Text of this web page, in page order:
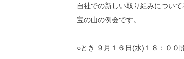
自社での新しい取り組みについ
宝の山の例会です。
○とき ９月１６日(水)１８：００